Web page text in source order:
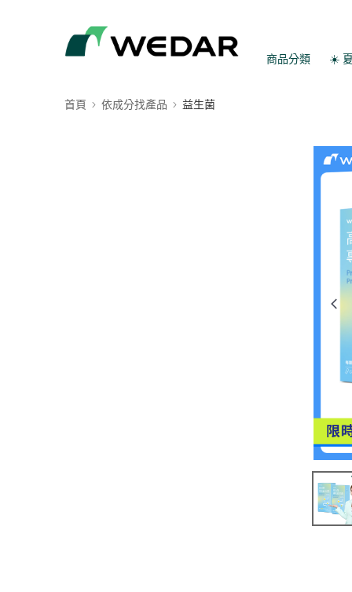
商品分類 ☀️
首頁 依成分找產品 益生菌